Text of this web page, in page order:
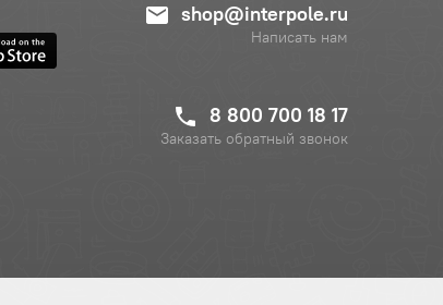
shop@interpole.ru
Написать нам
8 800 700 18 17
Заказать обратный звонок